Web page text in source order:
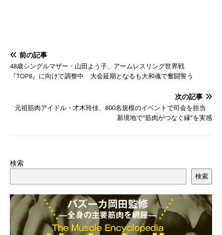
前の記事
48歳シングルマザー・山田よう子、アームレスリング世界戦
『TOP8』に向けて調整中 大会延期となるも大和魂で奮闘誓う
次の記事
元祖筋肉アイドル・才木玲佳、800名規模のイベントで司会を担当
新境地で“筋肉がつなぐ縁”を実感
検索
検索